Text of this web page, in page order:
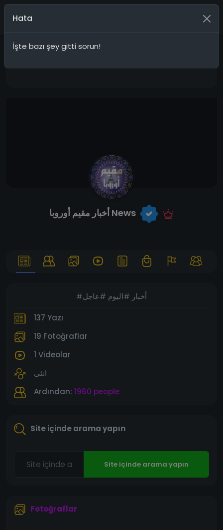
أخبار مقيم أوروبا News
#أخبار #اليوم #عاجل
137 Yazı
19 Fotoğraflar
1 Videolar
انثى
Ardından: 1960 people
Site içinde arama yapın
Site içinde arama yapın
Fotoğraflar
Hata
İşte bazı şey gitti sorun!